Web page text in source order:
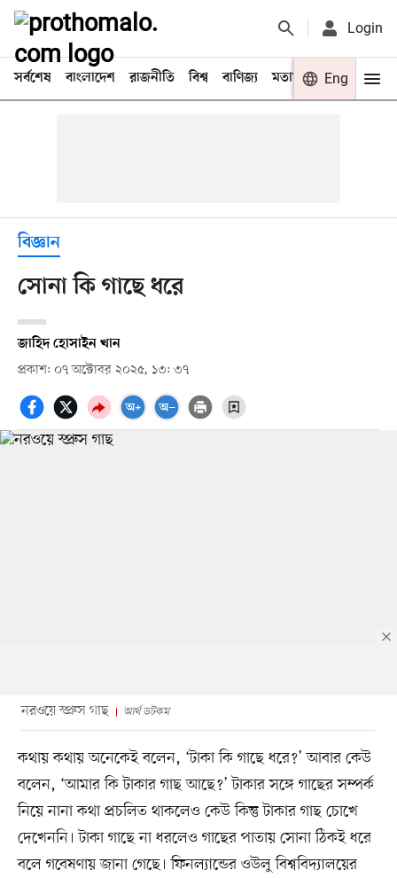
Login
সর্বশেষ বাংলাদেশ রাজনীতি বিশ্ব বাণিজ্য মতামত খেলা
Eng
বিজ্ঞান
সোনা কি গাছে ধরে
জাহিদ হোসাইন খান
প্রকাশ: ০৭ অক্টোবর ২০২৫, ১৩: ৩৭
নরওয়ে স্প্রুস গাছ আর্থ ডটকম
কথায় কথায় অনেকেই বলেন, ‘টাকা কি গাছে ধরে?’ আবার কেউ
বলেন, ‘আমার কি টাকার গাছ আছে?’ টাকার সঙ্গে গাছের সম্পর্ক
নিয়ে নানা কথা প্রচলিত থাকলেও কেউ কিন্তু টাকার গাছ চোখে
দেখেননি। টাকা গাছে না ধরলেও গাছের পাতায় সোনা ঠিকই ধরে
বলে গবেষণায় জানা গেছে। ফিনল্যান্ডের ওউলু বিশ্ববিদ্যালয়ের